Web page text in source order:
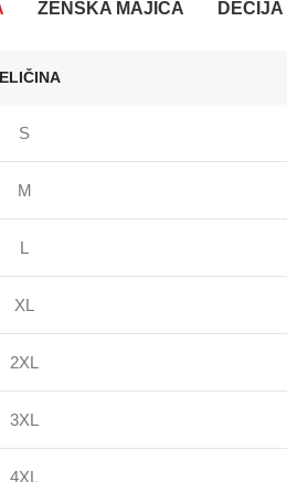
ŽENSKA MAJICA
S
M
L
XL
2XL
3XL
4XL